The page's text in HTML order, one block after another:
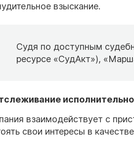
взыскание.
Судя по доступным
ресурсе «СудАкт»),
взаимодействует с
свои интересы в